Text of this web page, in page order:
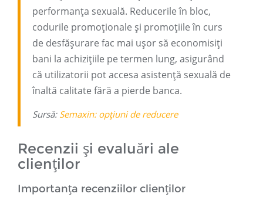
performanța sexuală. Reducerile în bloc,
codurile promoționale și promoțiile în curs
de desfășurare fac mai ușor să economisiți
bani la achizițiile pe termen lung, asigurând
că utilizatorii pot accesa asistență sexuală de
înaltă calitate fără a pierde banca.
Sursă: Semaxin: opțiuni de reducere
Recenzii și evaluări ale
clienților
Importanța recenziilor clienților